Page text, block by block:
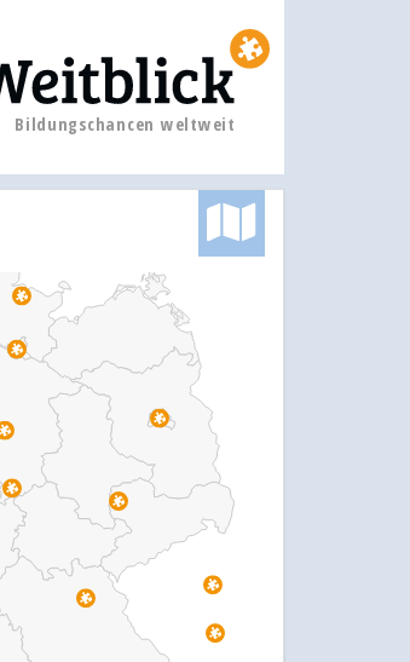
Bildungschancen weltweit